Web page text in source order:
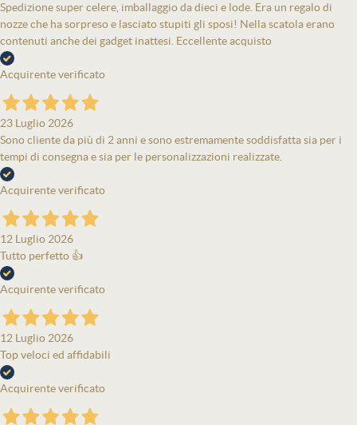
Spedizione super celere, imballaggio da dieci e lode. Era un regalo di
nozze che ha sorpreso e lasciato stupiti gli sposi! Nella scatola erano
contenuti anche dei gadget inattesi. Eccellente acquisto
Acquirente verificato
23 Luglio 2026
Sono cliente da più di 2 anni e sono estremamente soddisfatta sia per i
tempi di consegna e sia per le personalizzazioni realizzate.
Acquirente verificato
12 Luglio 2026
Tutto perfetto 👍
Acquirente verificato
12 Luglio 2026
Top veloci ed affidabili
Acquirente verificato